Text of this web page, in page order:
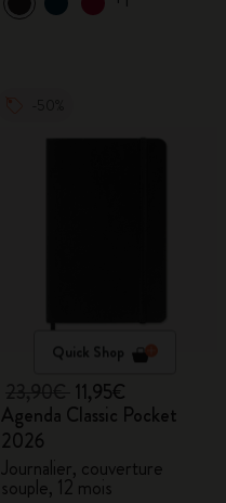
Quick Shop
11,95€
Agenda Classic Pocket
2026
Journalier, couverture
souple, 12 mois